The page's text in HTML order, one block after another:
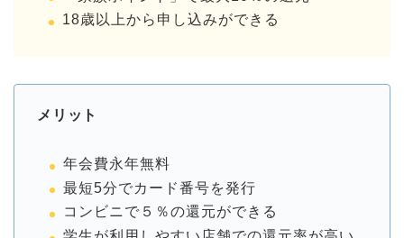
18歳以上から申し込みができる
メリット
年会費永年無料
最短5分でカード番号を発行
コンビニで５％の還元ができる